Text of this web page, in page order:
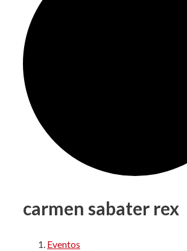
carmen sabater rex
Eventos